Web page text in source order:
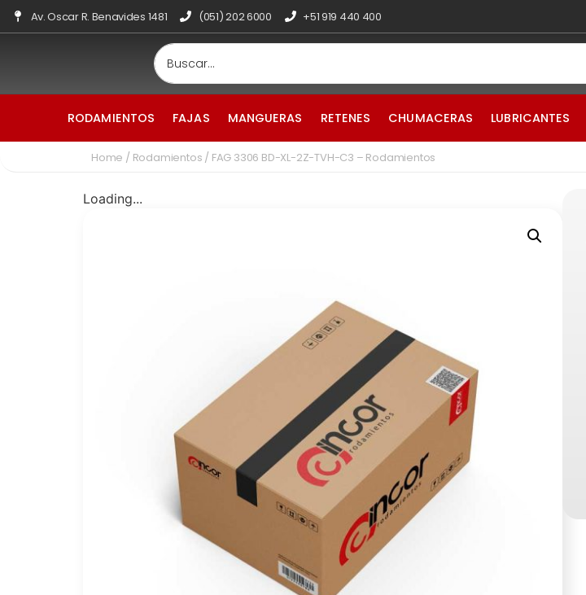
Av. Oscar R. Benavides 1481 (051) 202 6000 +51 919 440 400
RODAMIENTOS FAJAS MANGUERAS RETENES CHUMACERAS LUBRICANTES
Home / Rodamientos / FAG 3306 BD-XL-2Z-TVH-C3 – Rodamientos
Loading...